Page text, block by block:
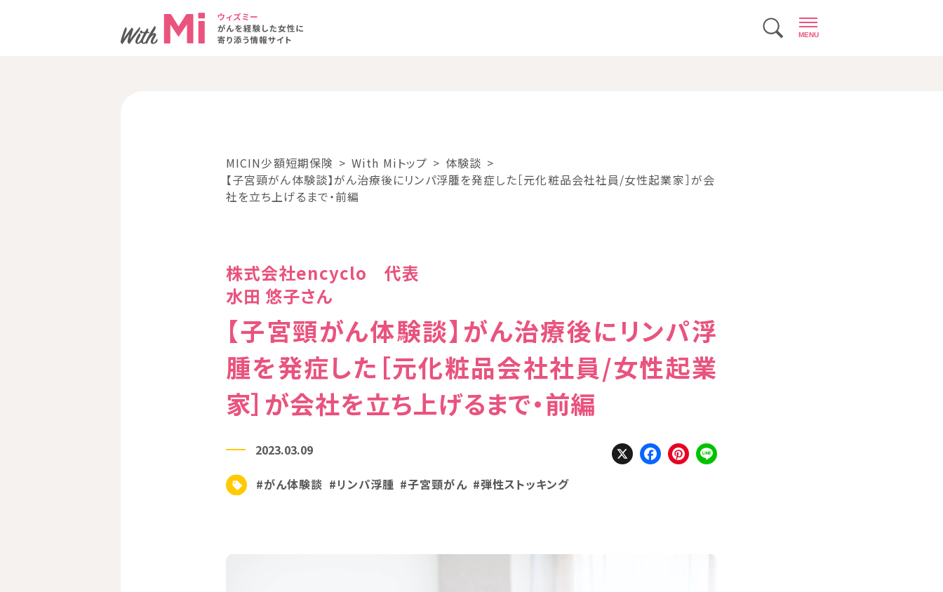
MENU
MICIN少額短期保険 With Miトップ
体験談
【子宮頸がん体験談】がん治療後にリンパ浮腫を発症した［元化粧品会社社員/女性起業家］が会
社を立ち上げるまで・前編
株式会社encyclo 代表
水田 悠子さん
【子宮頸がん体験談】がん治療後にリンパ浮
腫を発症した［元化粧品会社社員/女性起業
家］が会社を立ち上げるまで・前編
2023.03.09
#がん体験談 #リンパ浮腫 #子宮頸がん #弾性ストッキング
X Facebook
Pinterest